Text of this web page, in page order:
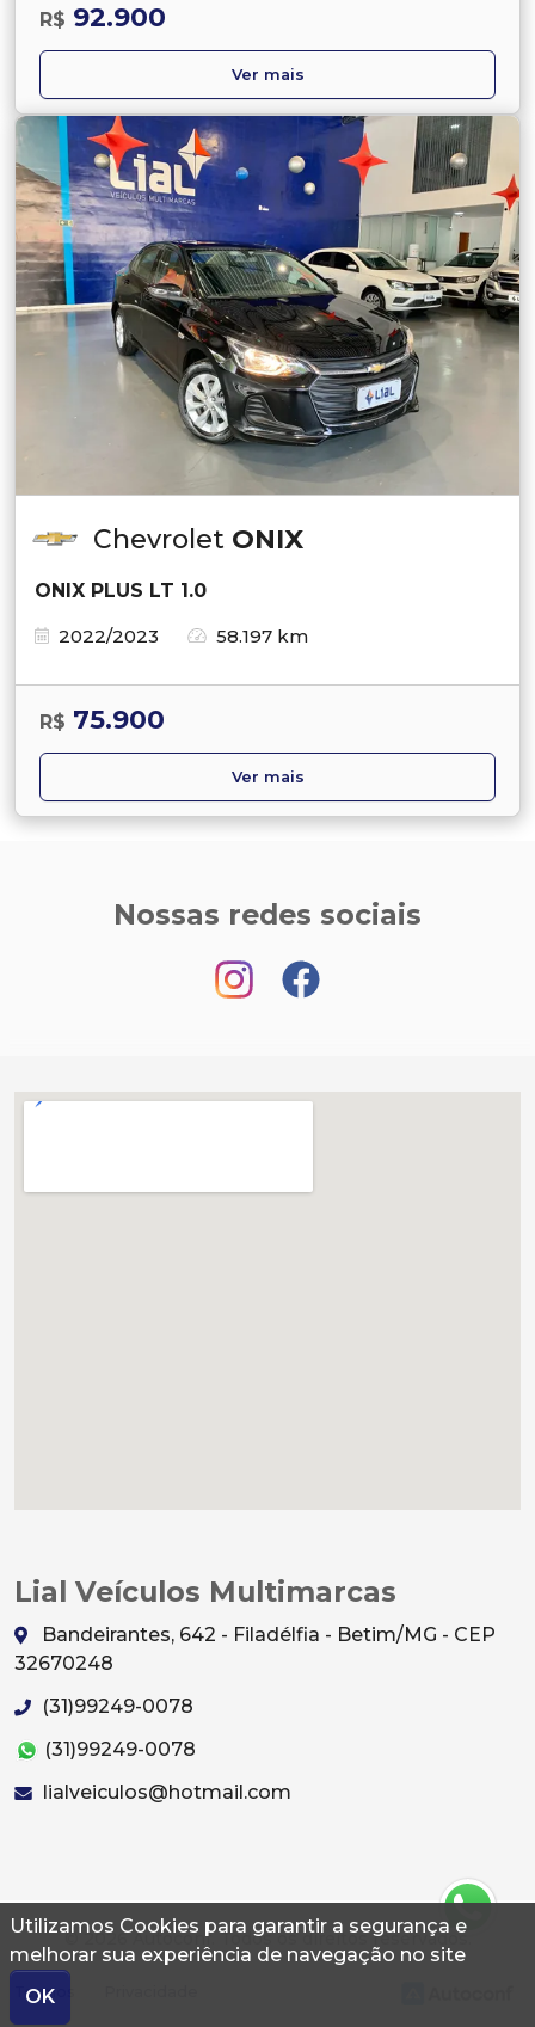
Utilizamos Cookies para garantir a segurança e
melhorar sua experiência de navegação no site
OK
R$ 92.900
Ver mais
Chevrolet ONIX
ONIX PLUS LT 1.0
2022/2023
58.197 km
R$ 75.900
Ver mais
Nossas redes sociais
Lial Veículos Multimarcas
Bandeirantes, 642 - Filadélfia - Betim/MG - CEP
32670248
(31)99249-0078
(31)99249-0078
lialveiculos@hotmail.com
© 2026 Autoconf. Todos os direitos reservados.
Termos